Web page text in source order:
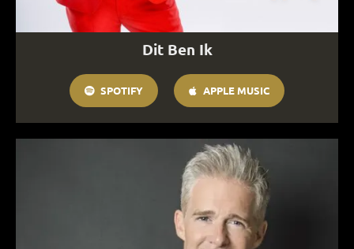
Dit Ben Ik
SPOTIFY APPLE MUSIC